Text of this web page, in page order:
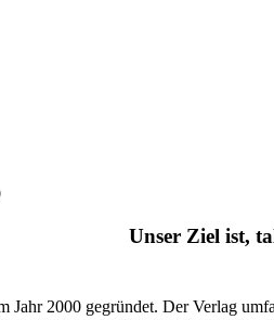
Unser Ziel ist,
Jahr 2000 gegründet. Der Verlag